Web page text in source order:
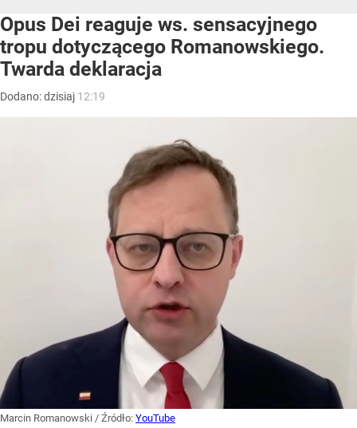
Opus Dei reaguje ws. sensacyjnego
tropu dotyczącego Romanowskiego.
Twarda deklaracja
Dodano:dzisiaj 12:19
Marcin Romanowski / Źródło: YouTube